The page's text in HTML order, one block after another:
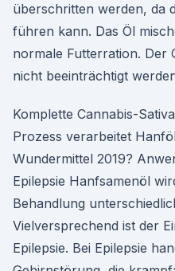
überschritten werden, da
führen kann. Das Öl
normale Futterration. Der
nicht beeinträchtigt
Komplette Cannabis-
Prozess verarbeitet
Wundermittel 2019?
Epilepsie Hanfsamenöl
Behandlung
Vielversprechend ist der
Epilepsie. Bei Epilepsie